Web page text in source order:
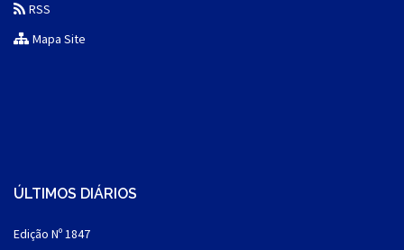
RSS
Mapa Site
ÚLTIMOS DIÁRIOS
Edição Nº 1847